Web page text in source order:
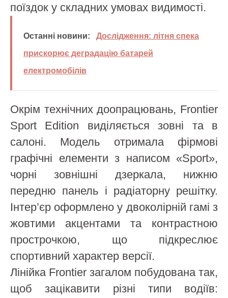
поїздок у складних умовах видимості.
Останні новини:
Дослідження: літня спека
прискорює деградацію батарей
електромобілів
Окрім технічних доопрацювань, Frontier
Sport Edition виділяється зовні та в
салоні. Модель отримала фірмові
графічні елементи з написом «Sport»,
чорні зовнішні дзеркала, нижню
передню панель і радіаторну решітку.
Інтер’єр оформлено у двоколірній гамі з
жовтими акцентами та контрастною
прострочкою, що підкреслює
спортивний характер версії.
Лінійка Frontier загалом побудована так,
щоб зацікавити різні типи водіїв: